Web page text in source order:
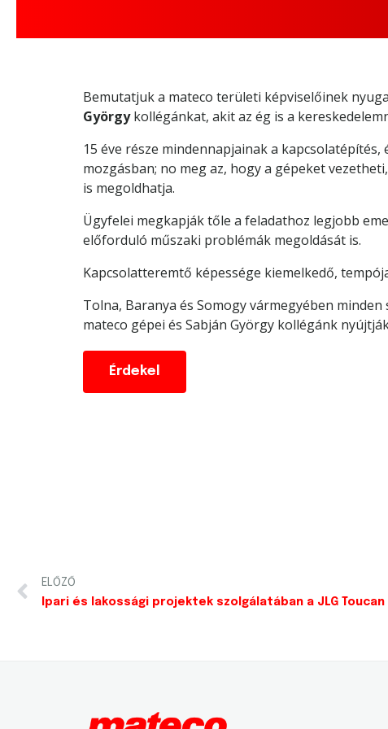
Bemutatjuk a mateco területi képviselőinek
Györgykollégánkat, akit az ég is a
15 éve része mindennapjainak a
mozgásban; no meg az, hogy a gépeket
is megoldhatja.
Ügyfelei megkapják tőle a feladathoz legjobb
előforduló műszaki problémák megoldását is.
Kapcsolatteremtő képessége kiemelkedő,
Tolna, Baranya és Somogy vármegyében
mateco gépei és Sabján György kollégánk
Érdekel
ELŐZŐ
Ipari és lakossági projektek szolgálatában a JLG Toucan